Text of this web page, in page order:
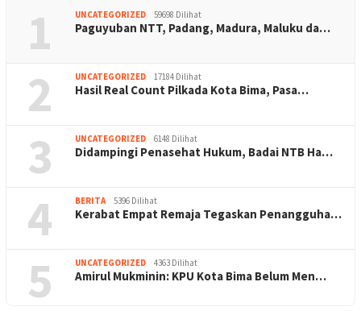
1 UNCATEGORIZED 59698 Dilihat
Paguyuban NTT, Padang, Madura, Maluku da…
2 UNCATEGORIZED 17184 Dilihat
Hasil Real Count Pilkada Kota Bima, Pasa…
3 UNCATEGORIZED 6148 Dilihat
Didampingi Penasehat Hukum, Badai NTB Ha…
4 BERITA 5396 Dilihat
Kerabat Empat Remaja Tegaskan Penangguha…
5 UNCATEGORIZED 4363 Dilihat
Amirul Mukminin: KPU Kota Bima Belum Men…